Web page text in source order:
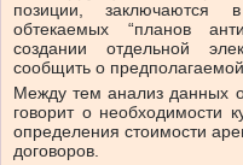
позиции, заключаются
обтекаемых “планов
создании отдельной
сообщить о
Между тем анализ данных
говорит о необходимости
определения стоимости
договоров.